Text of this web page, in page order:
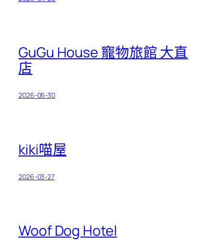
GuGu House 寵物旅館 大直
店
2026-06-30
kiki喵屋
2026-03-27
Woof Dog Hotel